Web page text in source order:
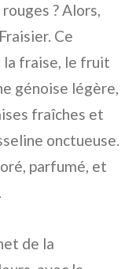
? Alors,
Ce
la fraise, le fruit
génoise légère,
fraîches et
onctueuse.
parfumé, et
de la